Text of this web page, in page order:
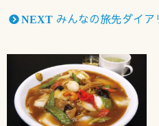
NEXT みんなの旅先ダイ